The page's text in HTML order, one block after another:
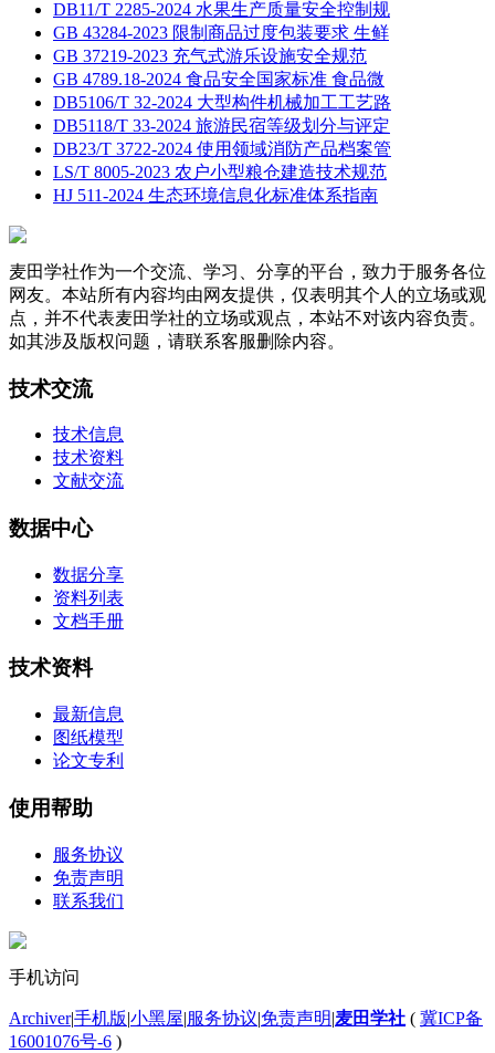
DB11/T 2285-2024 水果生产质量安全控制规
GB 43284-2023 限制商品过度包装要求 生鲜
GB 37219-2023 充气式游乐设施安全规范
GB 4789.18-2024 食品安全国家标准 食品微
DB5106/T 32-2024 大型构件机械加工工艺路
DB5118/T 33-2024 旅游民宿等级划分与评定
DB23/T 3722-2024 使用领域消防产品档案管
LS/T 8005-2023 农户小型粮仓建造技术规范
HJ 511-2024 生态环境信息化标准体系指南
麦田学社作为一个交流、学习、分享的平台，致力于服务各位
网友。本站所有内容均由网友提供，仅表明其个人的立场或观
点，并不代表麦田学社的立场或观点，本站不对该内容负责。
如其涉及版权问题，请联系客服删除内容。
技术交流
技术信息
技术资料
文献交流
数据中心
数据分享
资料列表
文档手册
技术资料
最新信息
图纸模型
论文专利
使用帮助
服务协议
免责声明
联系我们
手机访问
Archiver|手机版|小黑屋|服务协议|免责声明|麦田学社 ( 冀ICP备
16001076号-6 )